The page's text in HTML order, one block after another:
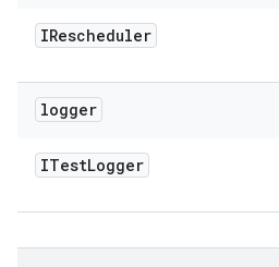
IRescheduler
logger
ITestLogger